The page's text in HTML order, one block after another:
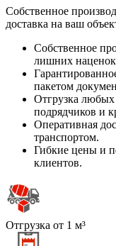
Собственное
доставка на ваш
Собственное
лишних
пакетом
Отгрузка любых
подрядчиков и
Оперативная
транспортом.
Гибкие цены и
клиентов.
Отгрузка от 1 м³